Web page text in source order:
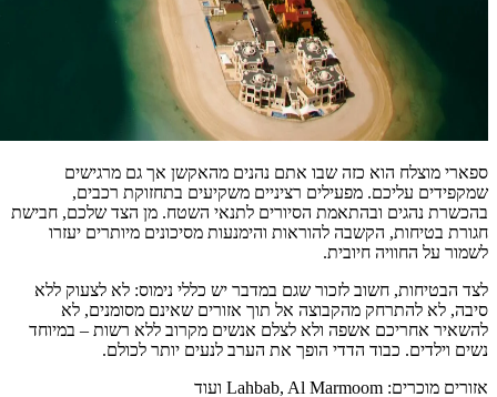
ספארי מוצלח הוא כזה שבו אתם נהנים מהאקשן אך גם מרגישים
שמקפידים עליכם. מפעילים רציניים משקיעים בתחזוקת רכבים,
בהכשרת נהגים ובהתאמת הסיורים לתנאי השטח. מן הצד שלכם, חבישת
חגורת בטיחות, הקשבה להוראות והימנעות מסיכונים מיותרים יעזרו
לשמור על החוויה חיובית.
לצד הבטיחות, חשוב לזכור שגם במדבר יש כללי נימוס: לא לצעוק ללא
סיבה, לא להתרחק מהקבוצה אל תוך אזורים שאינם מסומנים, לא
להשאיר אחריכם אשפה ולא לצלם אנשים מקרוב ללא רשות – במיוחד
נשים וילדים. כבוד הדדי הופך את הערב לנעים יותר לכולם.
אזורים מוכרים: Lahbab, Al Marmoom ועוד